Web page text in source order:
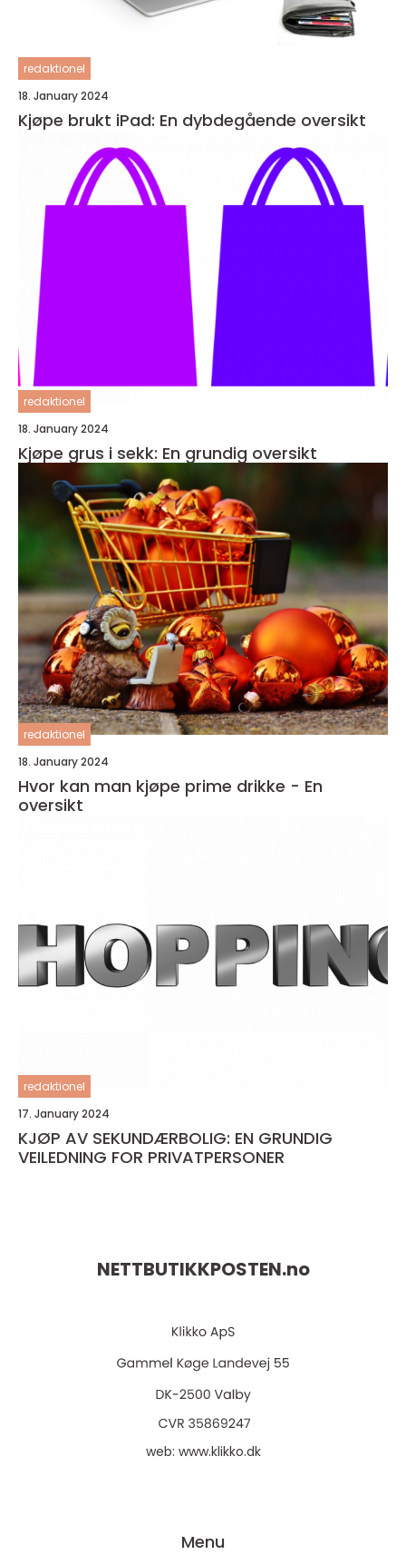
redaktionel
18. January 2024
Kjøpe brukt iPad: En dybdegående oversikt
redaktionel
18. January 2024
Kjøpe grus i sekk: En grundig oversikt
redaktionel
18. January 2024
Hvor kan man kjøpe prime drikke - En
oversikt
redaktionel
17. January 2024
KJØP AV SEKUNDÆRBOLIG: EN GRUNDIG
VEILEDNING FOR PRIVATPERSONER
NETTBUTIKKPOSTEN.no
web: www.klikko.dk
Menu